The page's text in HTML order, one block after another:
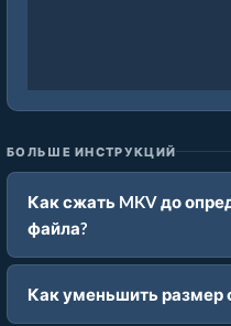
БОЛЬШЕ ИНСТРУКЦИЙ
Как сжать MKV до
файла?
Как уменьшить размер